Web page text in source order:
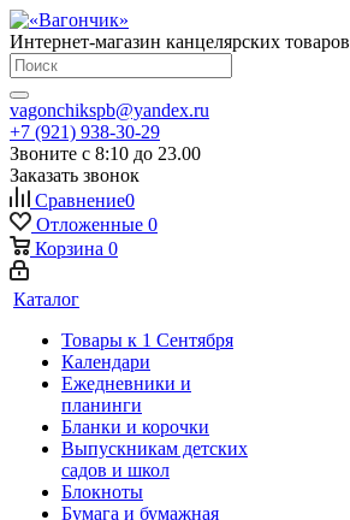
Интернет-магазин канцелярских товаров
vagonchikspb@yandex.ru
+7 (921) 938-30-29
Звоните с 8:10 до 23.00
Заказать звонок
Сравнение0
Отложенные 0
Корзина 0
Каталог
Товары к 1 Сентября
Календари
Ежедневники и
планинги
Бланки и корочки
Выпускникам детских
садов и школ
Блокноты
Бумага и бумажная